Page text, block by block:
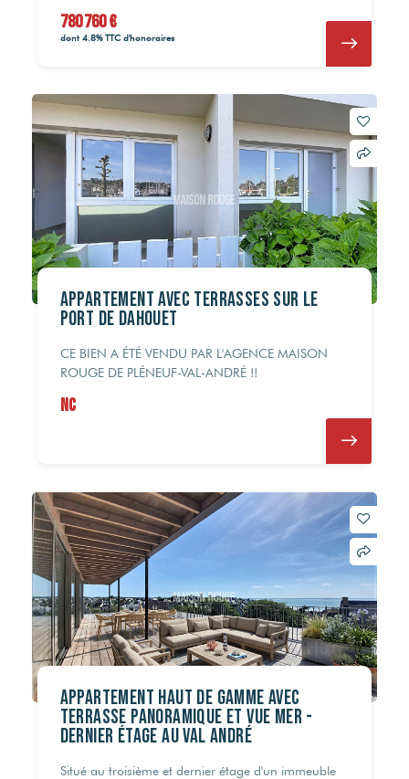
780 760 €
dont 4.8% TTC d'honoraires
Appartement avec terrasses sur le
port de DAHOUET
CE BIEN A ÉTÉ VENDU PAR L'AGENCE MAISON
ROUGE DE PLÉNEUF-VAL-ANDRÉ !!
NC
Appartement haut de gamme avec
terrasse panoramique et vue mer -
Dernier étage au Val André
Situé au troisième et dernier étage d'un immeuble